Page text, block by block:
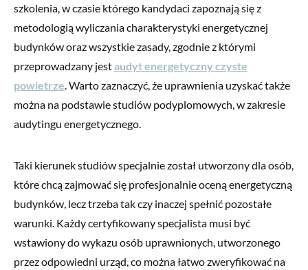
szkolenia, w czasie którego kandydaci zapoznają się z
metodologią wyliczania charakterystyki energetycznej
budynków oraz wszystkie zasady, zgodnie z którymi
przeprowadzany jestaudyt energetyczny czyste
powietrze. Warto zaznaczyć, że uprawnienia uzyskać także
można na podstawie studiów podyplomowych, w zakresie
audytingu energetycznego.
Taki kierunek studiów specjalnie został utworzony dla osób,
które chcą zajmować się profesjonalnie oceną energetyczną
budynków, lecz trzeba tak czy inaczej spełnić pozostałe
warunki. Każdy certyfikowany specjalista musi być
wstawiony do wykazu osób uprawnionych, utworzonego
przez odpowiedni urząd, co można łatwo zweryfikować na